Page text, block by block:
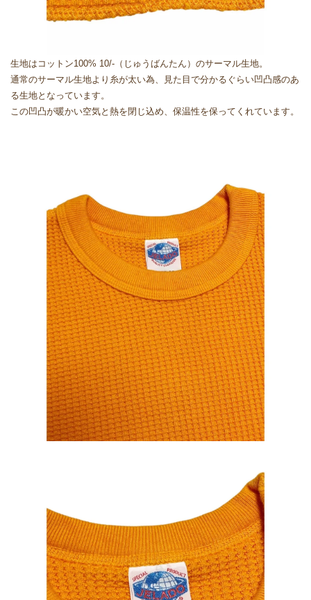
生地はコットン100% 10/-（じゅうばんたん）のサーマル生地。
通常のサーマル生地より糸が太い為、見た目で分かるぐらい凹凸感のあ
る生地となっています。
この凹凸が暖かい空気と熱を閉じ込め、保温性を保ってくれています。